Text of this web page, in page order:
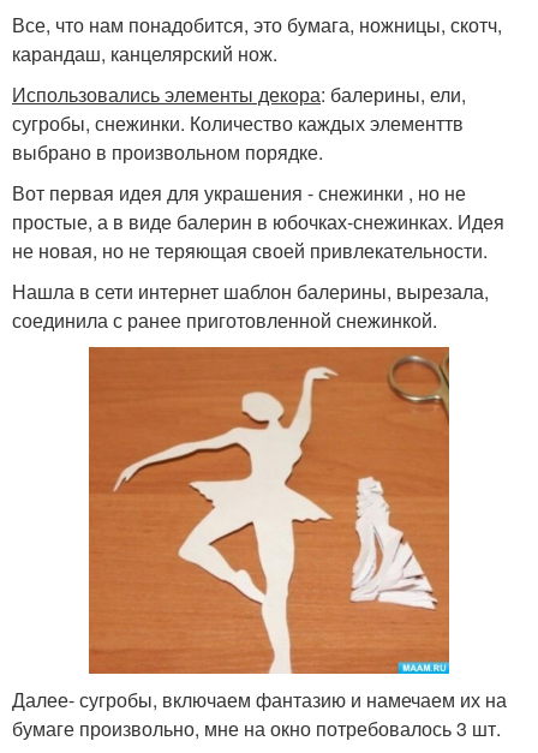
Все, что нам понадобится, это бумага, ножницы, скотч,
карандаш, канцелярский нож.
Использовались элементы декора: балерины, ели,
сугробы, снежинки. Количество каждых элементтв
выбрано в произвольном порядке.
Вот первая идея для украшения - снежинки , но не
простые, а в виде балерин в юбочках-снежинках. Идея
не новая, но не теряющая своей привлекательности.
Нашла в сети интернет шаблон балерины, вырезала,
соединила с ранее приготовленной снежинкой.
Далее- сугробы, включаем фантазию и намечаем их на
бумаге произвольно, мне на окно потребовалось 3 шт.